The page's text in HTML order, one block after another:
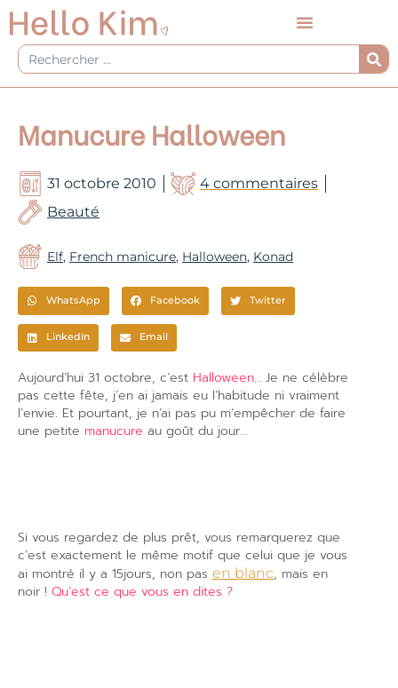
Aller
au
contenu
Rechercher
Manucure Halloween
31 octobre 2010
4 commentaires
Beauté
Elf, French manicure, Halloween, Konad
WhatsApp Facebook Twitter
LinkedIn Email
Aujourd’hui 31 octobre, c’est Halloween… Je ne célèbre
pas cette fête, j’en ai jamais eu l’habitude ni vraiment
l’envie. Et pourtant, je n’ai pas pu m’empêcher de faire
une petite manucure au goût du jour…
Si vous regardez de plus prêt, vous remarquerez que
c’est exactement le même motif que celui que je vous
ai montré il y a 15jours, non pas en blanc, mais en
noir ! Qu’est ce que vous en dites ?